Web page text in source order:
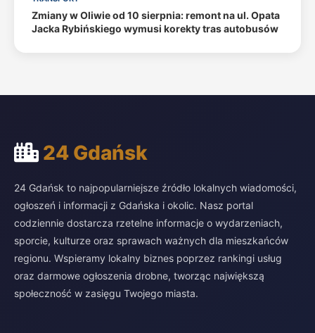
Zmiany w Oliwie od 10 sierpnia: remont na ul. Opata
Jacka Rybińskiego wymusi korekty tras autobusów
24 Gdańsk
24 Gdańsk to najpopularniejsze źródło lokalnych wiadomości,
ogłoszeń i informacji z Gdańska i okolic. Nasz portal
codziennie dostarcza rzetelne informacje o wydarzeniach,
sporcie, kulturze oraz sprawach ważnych dla mieszkańców
regionu. Wspieramy lokalny biznes poprzez rankingi usług
oraz darmowe ogłoszenia drobne, tworząc największą
społeczność w zasięgu Twojego miasta.